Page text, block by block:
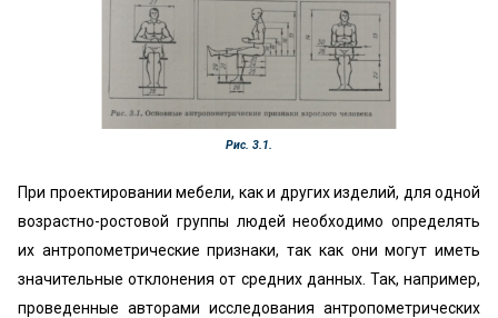
Рис. 3.1.
При проектировании мебели, как и других изделий, для одной
возрастно-ростовой группы людей необходимо определять
их антропометрические признаки, так как они могут иметь
значительные отклонения от средних данных. Так, например,
проведенные авторами исследования антропометрических